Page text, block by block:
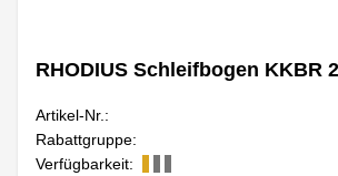
RHODIUS Schleifbogen KKBR
Artikel-Nr.:
Rabattgruppe:
Verfügbarkeit: